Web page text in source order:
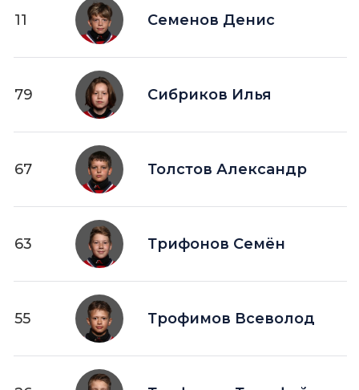
11 Семенов Денис
79 Сибриков Илья
67 Толстов Александр
63 Трифонов Семён
55 Трофимов Всеволод